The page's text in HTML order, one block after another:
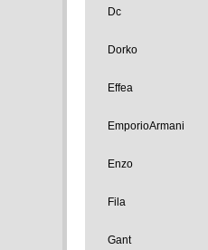
Dc
Dorko
Effea
EmporioArmani
Enzo
Fila
Gant